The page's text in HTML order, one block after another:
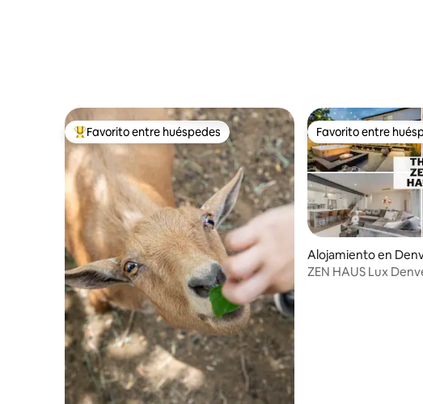
Favorito entre los huéspedes más destacados
Favorito entre huéspedes Favorito entre
Favorito entre
Alojamiento en
ZEN HAUS Lux